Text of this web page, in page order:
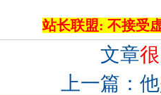
站长联盟: 不接受
文章
上一篇：